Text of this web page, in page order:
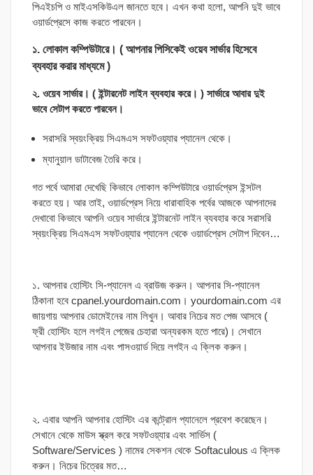
পিএইচপি ও মাইএসকিউএল জানতে হবে। এখন কথা হলো, আপনি দুই ভাবে
ওয়ার্ডপ্রেসে কাজ করতে পারবেন।
১. লোকাল কম্পিউটারে। ( আপনার পিসিকেই ওয়েব সার্ভার হিসেবে
ব্যবহার করার মাধ্যমে )
২. ওয়েব সার্ভার। ( ইন্টারনেট লাইন ব্যবহার করে। ) সার্ভারে আবার দুই
ভাবে সেটাপ করতে পারবেন।
সরাসরি স্বয়ংক্রিয় সিএমএস সফটওয়্যার প্যানেল থেকে।
ম্যানুয়াল ডাটাবেজ তৈরি করে।
গত পর্বে আমারা দেখেছি কিভাবে লোকাল কম্পিউটারে ওয়ার্ডপ্রেস ইন্সটল
করতে হয়। আর তাই, ওয়ার্ডপ্রেস নিয়ে ধারাবাহিক পর্বের আজকে আপনাদের
দেখাবো কিভাবে আপনি ওয়েব সার্ভারে ইন্টারনেট লাইন ব্যবহার করে সরাসরি
স্বয়ংক্রিয় সিএমএস সফটওয়্যার প্যানেল থেকে ওয়ার্ডপ্রেস সেটাপ দিবেন…
১. আপনার হোস্টিং সি-প্যানেল এ ব্রাউজ করুন। আপনার সি-প্যানেল
ঠিকানা হবে cpanel.yourdomain.com। yourdomain.com এর
জায়গায় আপনার ডোমেইনের নাম লিখুন। আবার নিচের মত পেজ আসবে (
ফ্রী হোস্টিং হলে লগইন পেজের চেহারা অন্যরকম হতে পারে)। সেখানে
আপনার ইউজার নাম এবং পাসওয়ার্ড দিয়ে লগইন এ ক্লিক করুন।
২. এবার আপনি আপনার হোস্টিং এর কন্ট্রোল প্যানেলে প্রবেশ করেছেন।
সেখানে থেকে মাউস স্ক্রল করে সফটওয়্যার এবং সার্ভিস (
Software/Services ) নামের সেকশন থেকে Softaculous এ ক্লিক
করুন। নিচের চিত্রের মত…